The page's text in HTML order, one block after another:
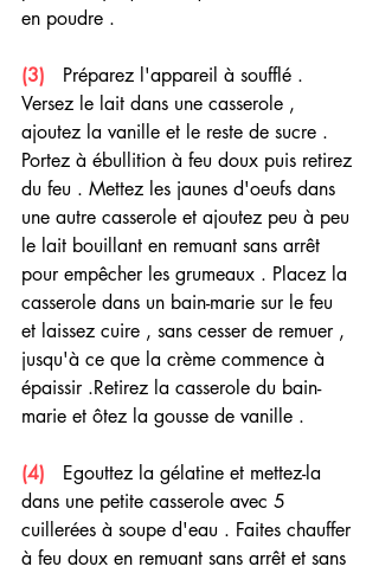
en poudre .
(3)
  Préparez l'appareil à soufflé .
Versez le lait dans une casserole ,
ajoutez la vanille et le reste de sucre .
Portez à ébullition à feu doux puis retirez
du feu . Mettez les jaunes d'oeufs dans
une autre casserole et ajoutez peu à peu
le lait bouillant en remuant sans arrêt
pour empêcher les grumeaux . Placez la
casserole dans un bain-marie sur le feu
et laissez cuire , sans cesser de remuer ,
jusqu'à ce que la crème commence à
épaissir .Retirez la casserole du bain-
marie et ôtez la gousse de vanille .
(4)
  Egouttez la gélatine et mettez-la
dans une petite casserole avec 5
cuillerées à soupe d'eau . Faites chauffer
à feu doux en remuant sans arrêt et sans